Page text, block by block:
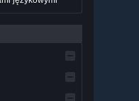
prawa zastrzeżone.
i innych krajach.
Steam